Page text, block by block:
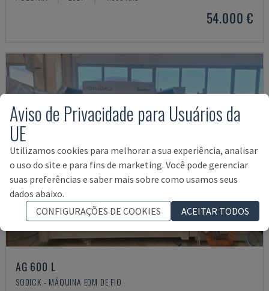
54.000 €
AG 600 L
SODICK - MÁQUINA EDM DE FIO
Aviso de Privacidade para Usuários da
UE
Utilizamos cookies para melhorar a sua experiência, analisar
o uso do site e para fins de marketing. Você pode gerenciar
suas preferências e saber mais sobre como usamos seus
dados abaixo.
CONFIGURAÇÕES DE COOKIES
ACEITAR TODOS